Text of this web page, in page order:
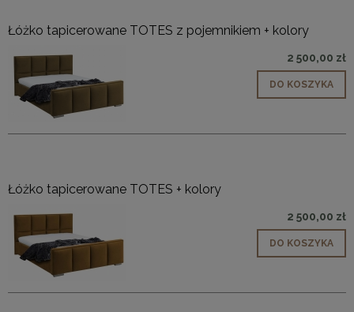
Łóżko tapicerowane TOTES z pojemnikiem + kolory
2 500,00 zł
DO KOSZYKA
Łóżko tapicerowane TOTES + kolory
2 500,00 zł
DO KOSZYKA